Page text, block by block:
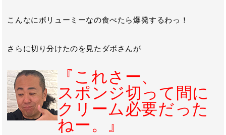
こんなにボリューミーなの食べたら爆発するわっ！
さらに切り分けたのを見たダボさんが
『これさー、
スポンジ切って間に
クリーム必要だった
ねー。』